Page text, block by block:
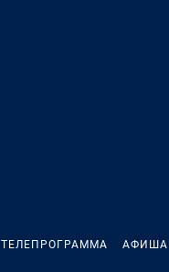
ТЕЛЕПРОГРАММА АФИША